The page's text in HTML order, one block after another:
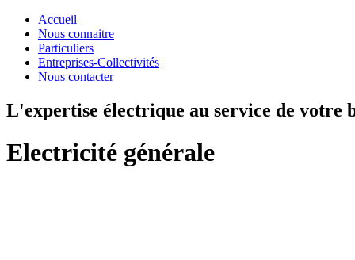
Accueil
Nous connaitre
Particuliers
Entreprises-Collectivités
Nous contacter
L'expertise électrique au service de votre
Electricité générale